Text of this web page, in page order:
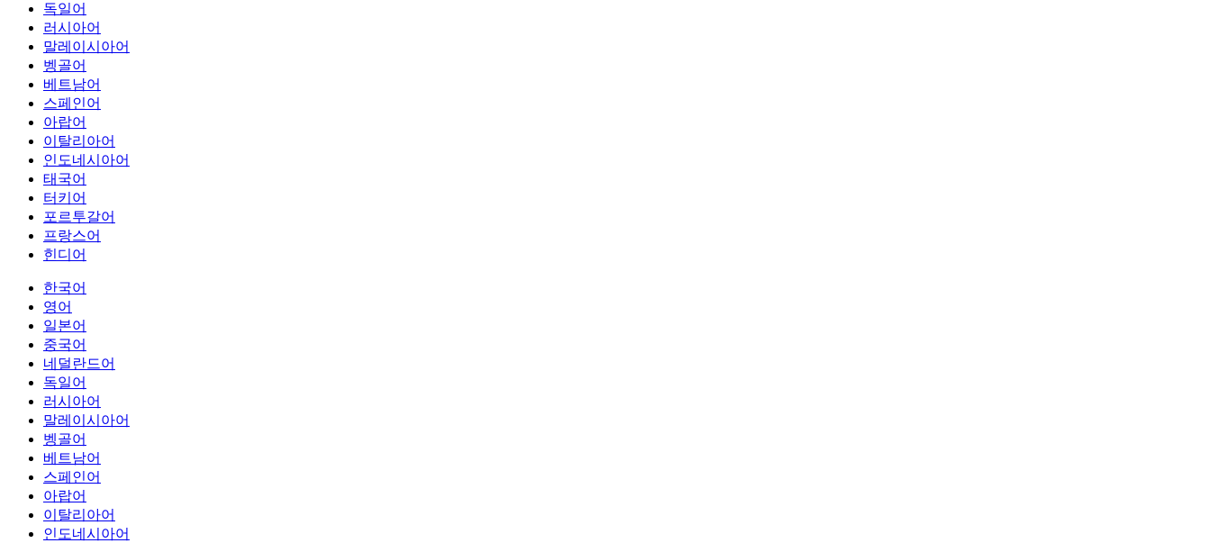
독일어
러시아어
말레이시아어
벵골어
베트남어
스페인어
아랍어
이탈리아어
인도네시아어
태국어
터키어
포르투갈어
프랑스어
힌디어
한국어
영어
일본어
중국어
네덜란드어
독일어
러시아어
말레이시아어
벵골어
베트남어
스페인어
아랍어
이탈리아어
인도네시아어